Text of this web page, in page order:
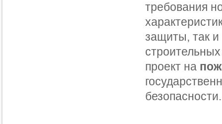
требования
защиты, так и
проект на